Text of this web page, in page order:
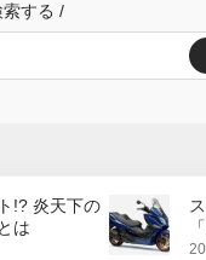
する /
!? 炎天下の
は